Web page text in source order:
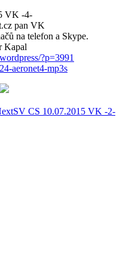
VK -4-
pan VK
na telefon a Skype.
Kapal
?p=3991
aeronet4-mp3s
SV CS 10.07.2015 VK -2-